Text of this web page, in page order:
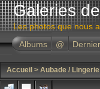
Galeries
Les photos que nous
Albums
@
Accueil > Aubade / Lingerie